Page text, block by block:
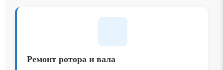
Ремонт ротора и вала